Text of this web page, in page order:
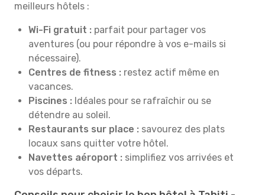
meilleurs hôtels :
Wi-Fi gratuit : parfait pour partager vos
aventures (ou pour répondre à vos e-mails si
nécessaire).
Centres de fitness : restez actif même en
vacances.
Piscines : Idéales pour se rafraîchir ou se
détendre au soleil.
Restaurants sur place : savourez des plats
locaux sans quitter votre hôtel.
Navettes aéroport : simplifiez vos arrivées et
vos départs.